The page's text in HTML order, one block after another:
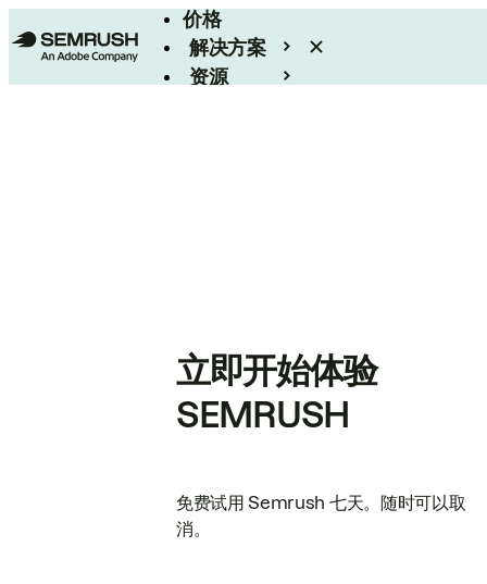
价格
解决方案
资源
立即开始体验
SEMRUSH
免费试用 Semrush 七天。随时可以取
消。